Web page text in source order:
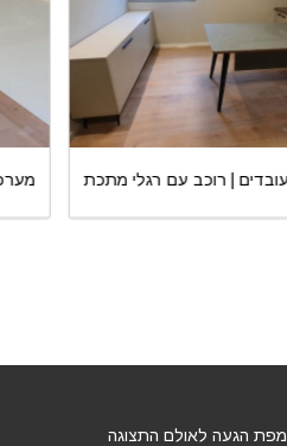
מערכת עובדים | רוכב עם רגלי מתכת
מפת הגעה לאולם התצוגה